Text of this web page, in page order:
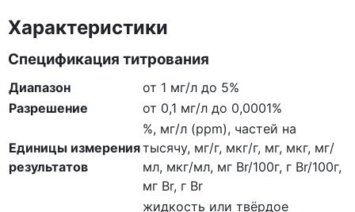
Характеристики
Спецификация титрования
Диапазон
от 1 мг/л до 5%
Разрешение
от 0,1 мг/л до 0,0001%
Единицы измерения
результатов
%, мг/л (ppm), частей на
тысячу, мг/г, мкг/г, мг, мкг, мг/
мл, мкг/мл, мг Br/100г, г Br/100г,
мг Br, г Br
жидкость или твёрдое